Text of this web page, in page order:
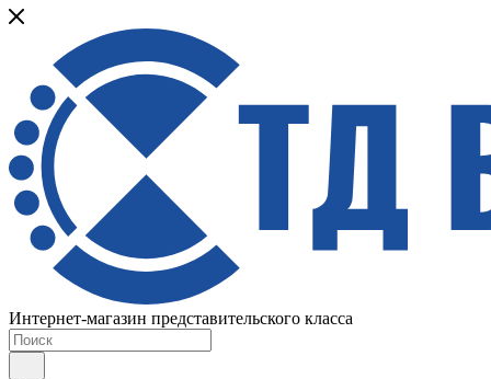
Интернет-магазин представительского класса